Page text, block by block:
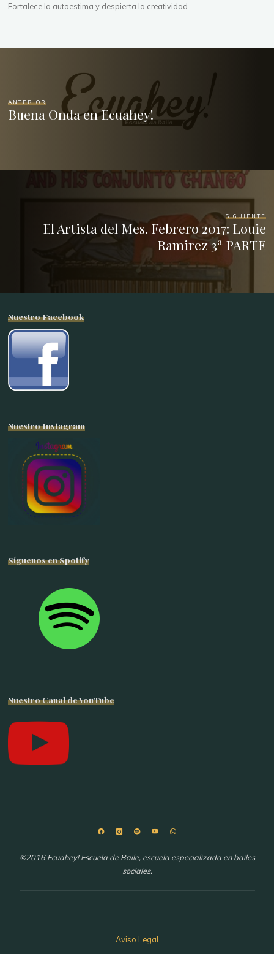
Fortalece la autoestima y despierta la creatividad.
ANTERIOR
Buena Onda en Ecuahey!
SIGUIENTE
El Artista del Mes. Febrero 2017: Louie
Ramirez 3ª PARTE
Nuestro Facebook
Nuestro Instagram
Síguenos en Spotify
Nuestro Canal de YouTube
©2016 Ecuahey! Escuela de Baile, escuela especializada en bailes
sociales.
Aviso Legal